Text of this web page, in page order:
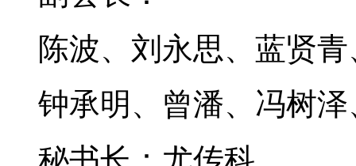
陈波、刘永思、蓝贤
钟承明、曾潘、冯树